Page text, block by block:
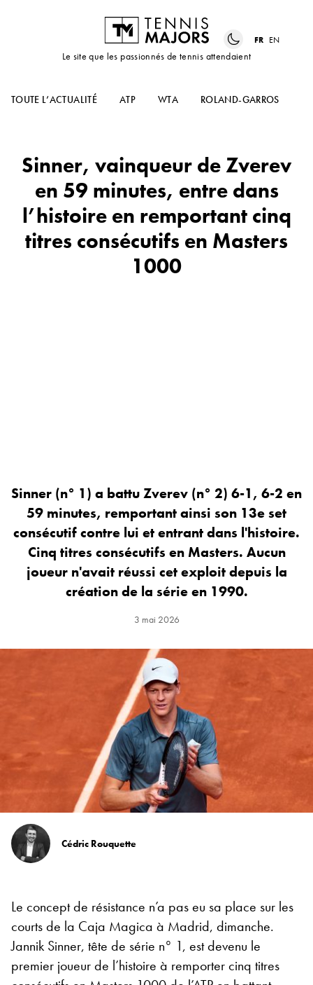
Le site que les passionnés de tennis attendaient
FR EN
TOUTE L’ACTUALITÉ ATP WTA ROLAND-GARROS
Sinner, vainqueur de Zverev
en 59 minutes, entre dans
l’histoire en remportant cinq
titres consécutifs en Masters
1000
Sinner (n° 1) a battu Zverev (n° 2) 6-1, 6-2 en
59 minutes, remportant ainsi son 13e set
consécutif contre lui et entrant dans l'histoire.
Cinq titres consécutifs en Masters. Aucun
joueur n'avait réussi cet exploit depuis la
création de la série en 1990.
3 mai 2026
Cédric Rouquette
Le concept de résistance n’a pas eu sa place sur les
courts de la Caja Magica à Madrid, dimanche.
Jannik Sinner, tête de série n° 1, est devenu le
premier joueur de l’histoire à remporter cinq titres